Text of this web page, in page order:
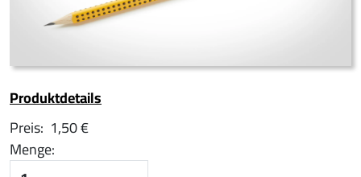
Produktdetails
Preis: 1,50 €
Menge: